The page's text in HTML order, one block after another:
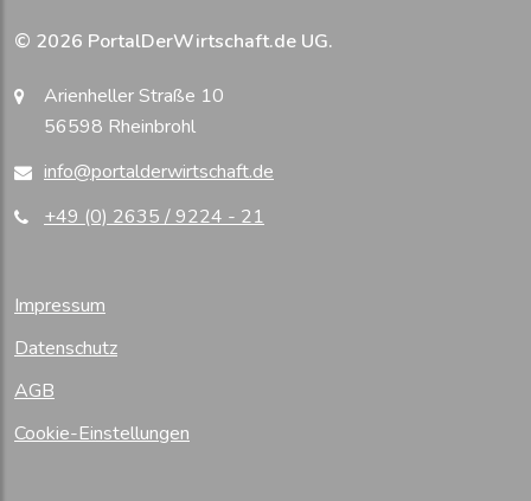
© 2026 PortalDerWirtschaft.de UG.
Arienheller Straße 10
56598 Rheinbrohl
info@portalderwirtschaft.de
+49 (0) 2635 / 9224 - 21
Impressum
Datenschutz
AGB
Cookie-Einstellungen